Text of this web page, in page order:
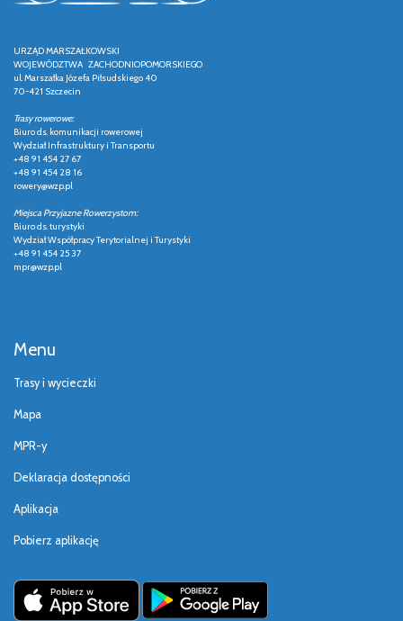
URZĄD MARSZAŁKOWSKI
WOJEWÓDZTWA ZACHODNIOPOMORSKIEGO
ul. Marszałka Józefa Piłsudskiego 40
70-421 Szczecin
Trasy rowerowe:
Biuro ds. komunikacji rowerowej
Wydział Infrastruktury i Transportu
+48 91 454 27 67
+48 91 454 28 16
rowery@wzp.pl
Miejsca Przyjazne Rowerzystom:
Biuro ds. turystyki
Wydział Współpracy Terytorialnej i Turystyki
+48 91 454 25 37
mpr@wzp.pl
Menu
Trasy i wycieczki
Mapa
MPR-y
Deklaracja dostępności
Aplikacja
Pobierz aplikację